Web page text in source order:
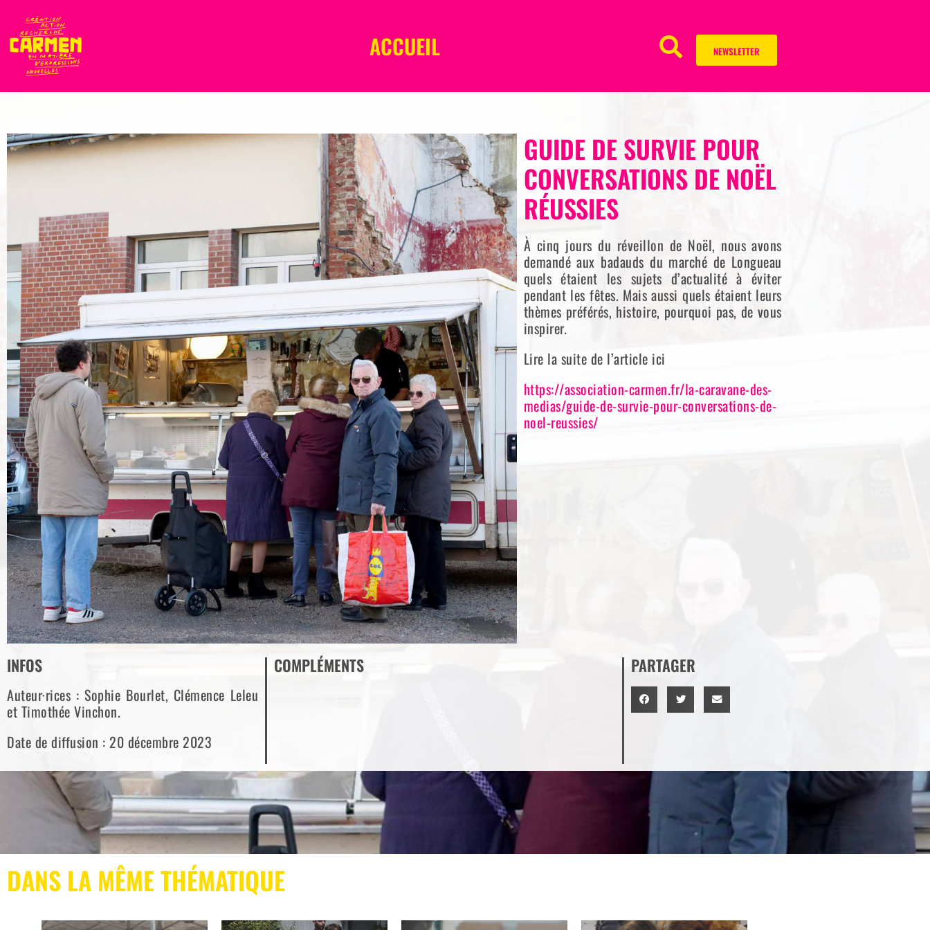
ACCUEIL NEWSLETTER
GUIDE DE SURVIE POUR
CONVERSATIONS DE NOËL
RÉUSSIES
À cinq jours du réveillon de Noël, nous avons
demandé aux badauds du marché de Longueau
quels étaient les sujets d’actualité à éviter
pendant les fêtes. Mais aussi quels étaient leurs
thèmes préférés, histoire, pourquoi pas, de vous
inspirer.
Lire la suite de l’article ici
https://association-carmen.fr/la-caravane-des-
medias/guide-de-survie-pour-conversations-de-
noel-reussies/
INFOS
Auteur·rices : Sophie Bourlet, Clémence Leleu
et Timothée Vinchon.
Date de diffusion : 20 décembre 2023
COMPLÉMENTS PARTAGER
DANS LA MÊME THÉMATIQUE